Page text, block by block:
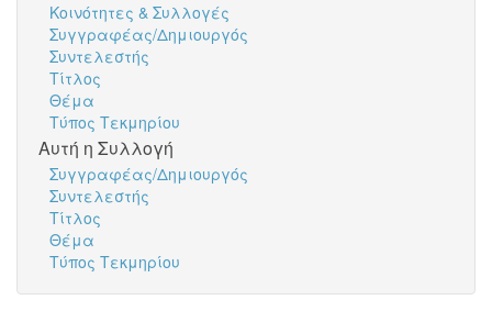
Κοινότητες & Συλλογές
Συγγραφέας/Δημιουργός
Συντελεστής
Τίτλος
Θέμα
Τύπος Τεκμηρίου
Αυτή η Συλλογή
Συγγραφέας/Δημιουργός
Συντελεστής
Τίτλος
Θέμα
Τύπος Τεκμηρίου